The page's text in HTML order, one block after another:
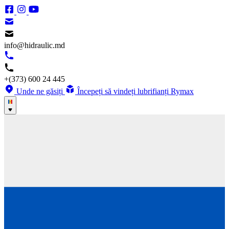
info@hidraulic.md
+(373) 600 24 445
Unde ne găsiți
Începeți să vindeți lubrifianți Rymax